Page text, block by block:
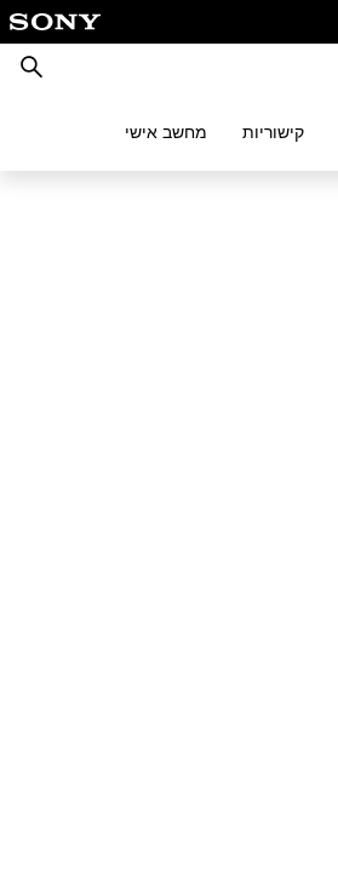
חיפוש
קישוריות מחשב אישי